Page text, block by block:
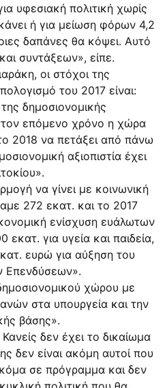
υφεσιακή πολιτική χωρίς
ή για μείωση φόρων 4,2
δαπάνες θα κόψει. Αυτό
συντάξεων», είπε.
οι στόχοι της
του 2017 είναι:
δημοσιονομικής
επόμενο χρόνο η χώρα
2018 να πετάξει από πάνω
αξιοπιστία έχει
να γίνει με κοινωνική
272 εκατ. και το 2017
ενίσχυση ευάλωτων
εκατ. για υγεία και παιδεία,
ευρώ για αύξηση του
Επενδύσεων».
χώρου με
στα υπουργεία και την
βάσης».
δεν έχει το δικαίωμα
δεν είναι ακόμη αυτοί που
σε πρόγραμμα και δεν